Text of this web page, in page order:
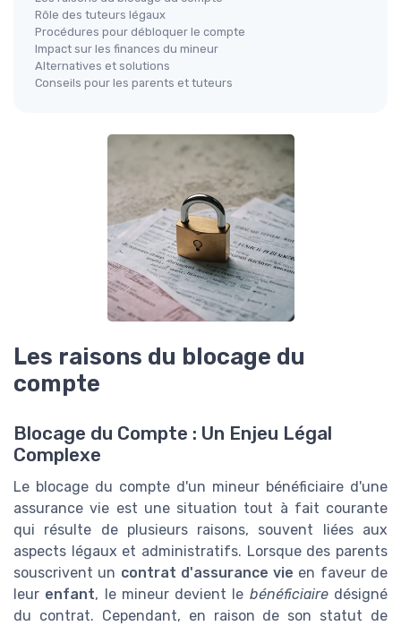
Rôle des tuteurs légaux
Procédures pour débloquer le compte
Impact sur les finances du mineur
Alternatives et solutions
Conseils pour les parents et tuteurs
Les raisons du blocage du
compte
Blocage du Compte : Un Enjeu Légal
Complexe
Le blocage du compte d'un mineur bénéficiaire d'une
assurance vie est une situation tout à fait courante
qui résulte de plusieurs raisons, souvent liées aux
aspects légaux et administratifs. Lorsque des parents
souscrivent un contrat d'assurance vie en faveur de
leur enfant, le mineur devient le bénéficiairedésigné
du contrat. Cependant, en raison de son statut de